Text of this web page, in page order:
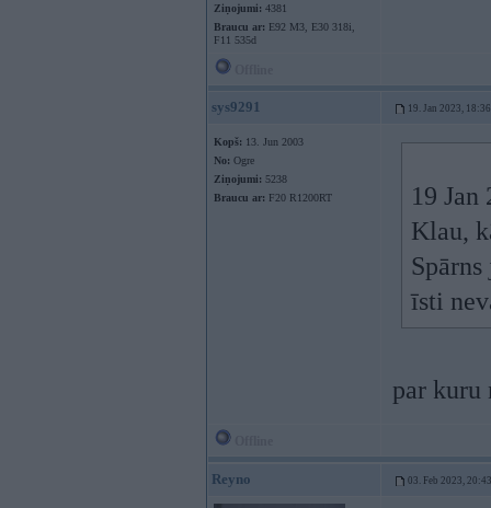
Ziņojumi: 4381
Braucu ar: E92 M3, E30 318i,
F11 535d
sys9291 19. Jan 2023, 18:36
Kopš: 13. Jun 2003
No: Ogre
Ziņojumi: 5238
Braucu ar: F20 R1200RT
19
Klau,
īsti
par kuru
Reyno 03. Feb 2023, 20:43